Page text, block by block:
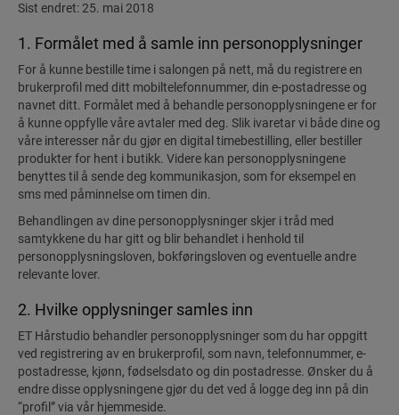
Sist endret: 25. mai 2018
1. Formålet med å samle inn personopplysninger
For å kunne bestille time i salongen på nett, må du registrere en
brukerprofil med ditt mobiltelefonnummer, din e-postadresse og
navnet ditt. Formålet med å behandle personopplysningene er for
å kunne oppfylle våre avtaler med deg. Slik ivaretar vi både dine og
våre interesser når du gjør en digital timebestilling, eller bestiller
produkter for hent i butikk. Videre kan personopplysningene
benyttes til å sende deg kommunikasjon, som for eksempel en
sms med påminnelse om timen din.
Behandlingen av dine personopplysninger skjer i tråd med
samtykkene du har gitt og blir behandlet i henhold til
personopplysningsloven, bokføringsloven og eventuelle andre
relevante lover.
2. Hvilke opplysninger samles inn
ET Hårstudio behandler personopplysninger som du har oppgitt
ved registrering av en brukerprofil, som navn, telefonnummer, e-
postadresse, kjønn, fødselsdato og din postadresse. Ønsker du å
endre disse opplysningene gjør du det ved å logge deg inn på din
“profil” via vår hjemmeside.